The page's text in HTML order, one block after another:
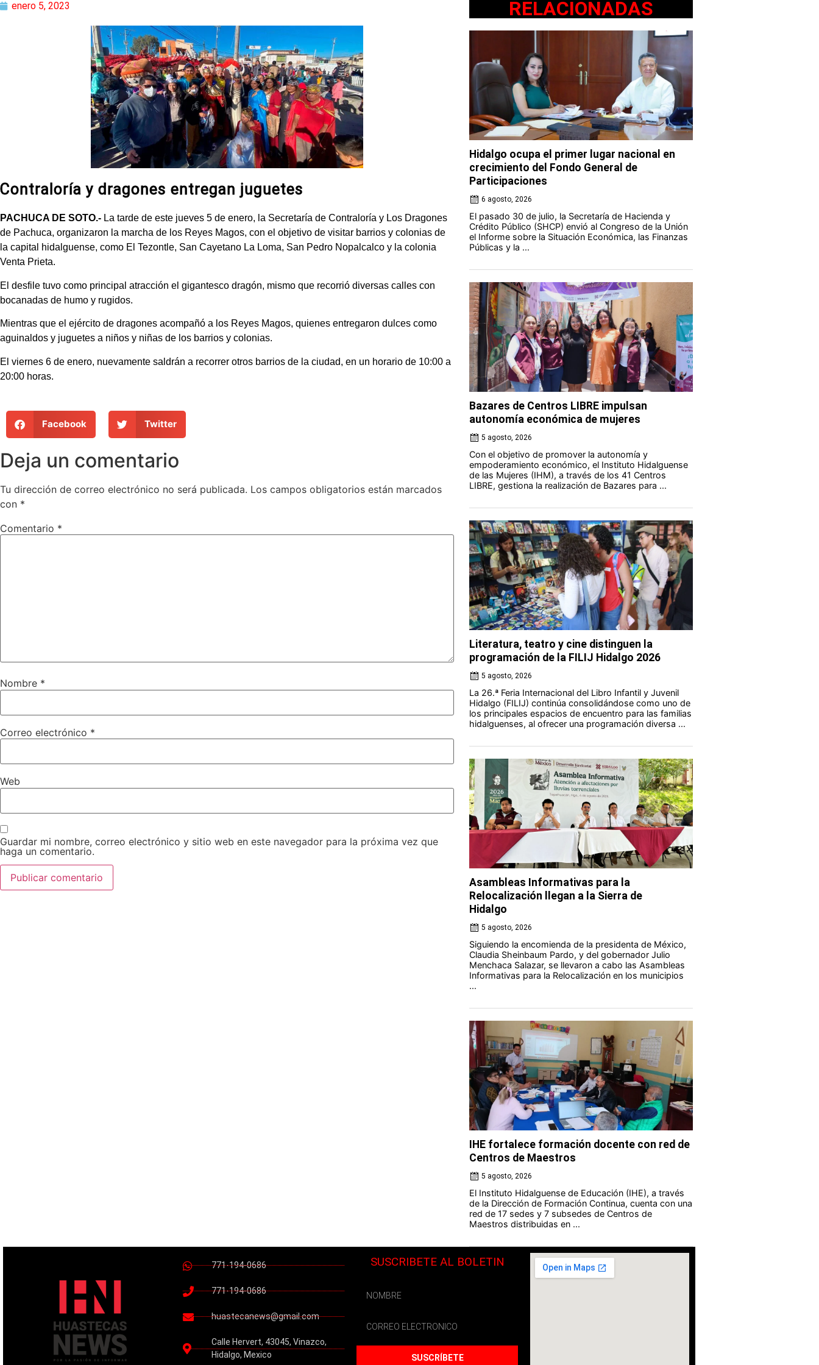
enero 5, 2023
Contraloría y dragones entregan juguetes
PACHUCA DE SOTO.- La tarde de este jueves 5 de enero, la Secretaría de Contraloría y Los Dragones
de Pachuca, organizaron la marcha de los Reyes Magos, con el objetivo de visitar barrios y colonias de
la capital hidalguense, como El Tezontle, San Cayetano La Loma, San Pedro Nopalcalco y la colonia
Venta Prieta.
El desfile tuvo como principal atracción el gigantesco dragón, mismo que recorrió diversas calles con
bocanadas de humo y rugidos.
Mientras que el ejército de dragones acompañó a los Reyes Magos, quienes entregaron dulces como
aguinaldos y juguetes a niños y niñas de los barrios y colonias.
El viernes 6 de enero, nuevamente saldrán a recorrer otros barrios de la ciudad, en un horario de 10:00 a
20:00 horas.
Facebook Twitter
Deja un comentario
Tu dirección de correo electrónico no será publicada. Los campos obligatorios están marcados
con *
Comentario *
Nombre *
Correo electrónico *
Web
Guardar mi nombre, correo electrónico y sitio web en este navegador para la próxima vez que
haga un comentario.
RELACIONADAS
Hidalgo ocupa el primer lugar nacional en
crecimiento del Fondo General de
Participaciones
6 agosto, 2026
El pasado 30 de julio, la Secretaría de Hacienda y
Crédito Público (SHCP) envió al Congreso de la Unión
el Informe sobre la Situación Económica, las Finanzas
Públicas y la ...
Bazares de Centros LIBRE impulsan
autonomía económica de mujeres
5 agosto, 2026
Con el objetivo de promover la autonomía y
empoderamiento económico, el Instituto Hidalguense
de las Mujeres (IHM), a través de los 41 Centros
LIBRE, gestiona la realización de Bazares para ...
Literatura, teatro y cine distinguen la
programación de la FILIJ Hidalgo 2026
5 agosto, 2026
La 26.ª Feria Internacional del Libro Infantil y Juvenil
Hidalgo (FILIJ) continúa consolidándose como uno de
los principales espacios de encuentro para las familias
hidalguenses, al ofrecer una programación diversa ...
Asambleas Informativas para la
Relocalización llegan a la Sierra de
Hidalgo
5 agosto, 2026
Siguiendo la encomienda de la presidenta de México,
Claudia Sheinbaum Pardo, y del gobernador Julio
Menchaca Salazar, se llevaron a cabo las Asambleas
Informativas para la Relocalización en los municipios
...
IHE fortalece formación docente con red de
Centros de Maestros
5 agosto, 2026
El Instituto Hidalguense de Educación (IHE), a través
de la Dirección de Formación Continua, cuenta con una
red de 17 sedes y 7 subsedes de Centros de
Maestros distribuidas en ...
771-194-0686
771-194-0686
huastecanews@gmail.com
Calle Hervert, 43045, Vinazco,
Hidalgo, Mexico
SUSCRIBETE AL BOLETIN
SUSCRÍBETE